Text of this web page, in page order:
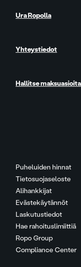
Puheluiden hinnat
Tietosuojaseloste
Alihankkijat
Evästekäytännöt
Laskutustiedot
Hae rahoituslimiittiä
Ropo Group
Compliance Center
Ura Ropolla
Yhteystiedot
Hallitse